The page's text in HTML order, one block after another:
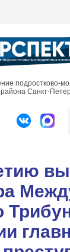
подростково-
Санкт-